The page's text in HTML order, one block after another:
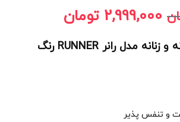
2,999,000 تومان
صندل کتانی مردانه و زنانه مدل رانر RUNNER رنگ
و تنفس پذیر